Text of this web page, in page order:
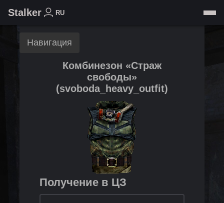
Stalker RU
Навигация
Комбинезон «Страж
свободы»
(svoboda_heavy_outfit)
Получение в ЦЗ